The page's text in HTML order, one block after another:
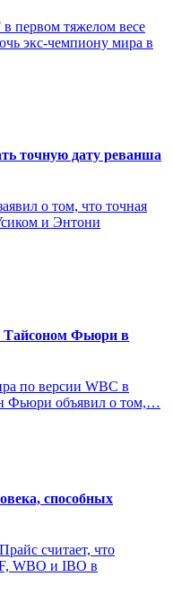
первом тяжелом весе
экс-чемпиону мира в
точную дату реванша
о том, что точная
и Энтони
Тайсоном Фьюри в
по версии WBC в
Фьюри объявил о том,…
способных
считает, что
WBO и IBO в